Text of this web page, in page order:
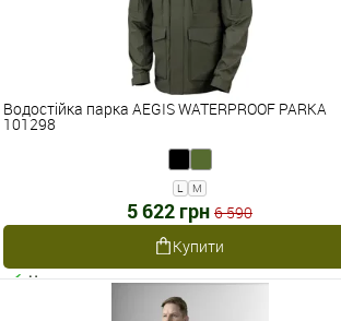
Водостійка парка AEGIS WATERPROOF PARKA
101298
L M
5 622 грн 6 590
Купити
Наявне